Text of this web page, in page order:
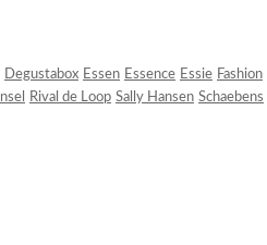
Degustabox Essen Essence Essie Fashion
Rival de Loop Sally Hansen Schaebens